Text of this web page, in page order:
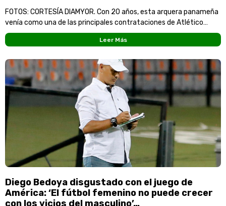
FOTOS: CORTESÍA DIAMYOR. Con 20 años, esta arquera panameña
venía como una de las principales contrataciones de Atlético
Nacional para la Liga femenina 2021. Elizabeth
Leer Más
Diego Bedoya disgustado con el juego de
América: ‘El fútbol femenino no puede crecer
con los vicios del masculino’…